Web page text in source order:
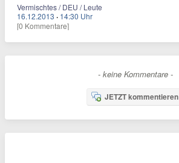
Vermischtes / DEU / Leute
16.12.2013 · 14:30 Uhr
[0 Kommentare]
- keine Kommentare -
JETZT kommentieren